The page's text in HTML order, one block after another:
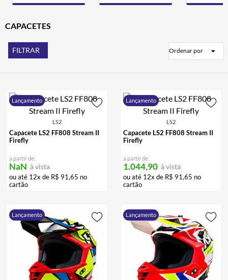
CAPACETES
FILTRAR Ordenar por
Lançamento
LS2
Capacete LS2 FF808 Stream II
Firefly
a partir de:
NaN à vista
ou até 12x de R$ 91,65 no
cartão
Lançamento
LS2
Capacete LS2 FF808 Stream II
Firefly
a partir de:
1.044,90 à vista
ou até 12x de R$ 91,65 no
cartão
Lançamento Lançamento
7º CALÇA
8º ALPINESTAR
9º AIROH
10º BOTAS